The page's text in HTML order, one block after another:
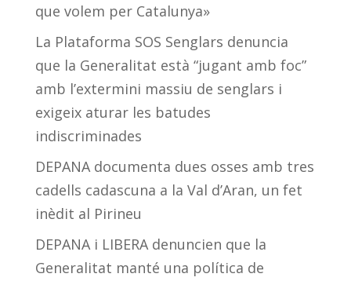
que volem per Catalunya»
La Plataforma SOS Senglars denuncia
que la Generalitat està “jugant amb foc”
amb l’extermini massiu de senglars i
exigeix aturar les batudes
indiscriminades
DEPANA documenta dues osses amb tres
cadells cadascuna a la Val d’Aran, un fet
inèdit al Pirineu
DEPANA i LIBERA denuncien que la
Generalitat manté una política de